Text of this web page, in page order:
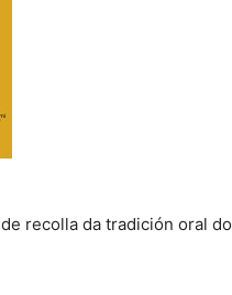
recolla da tradición oral do